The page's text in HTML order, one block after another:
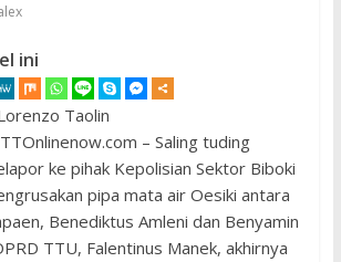
ini
Taolin
– Saling tuding
ke pihak Kepolisian Sektor Biboki
pipa mata air Oesiki antara
Benediktus Amleni dan Benyamin
TTU, Falentinus Manek, akhirnya